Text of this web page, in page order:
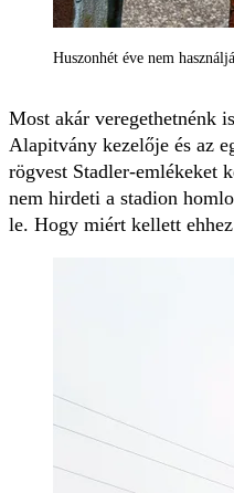
Huszonhét éve nem
Most akár veregethetnénk
Alapitvány kezelője és az
rögvest Stadler-emlékeket
nem hirdeti a stadion
le. Hogy miért kellett